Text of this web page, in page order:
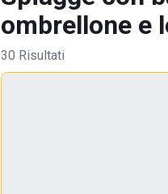
ombrellone e
30 Risultati